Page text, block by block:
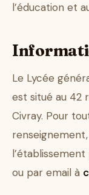
l’éducation et
Le Lycée
est situé au 42
Civray. Pour
ou par email à